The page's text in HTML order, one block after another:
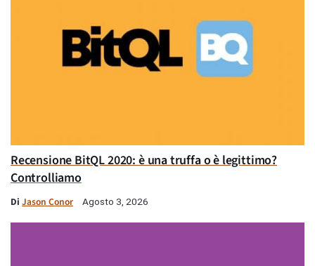
Recensione BitQL 2020: è una truffa o è legittimo?
Controlliamo
Di Jason Conor Agosto 3, 2026